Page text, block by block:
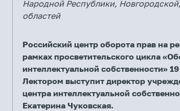
Народной Республики,
областей
Российский центр оборота прав на
рамках просветительского цикла
интеллектуальной собственности»
Лектором выступит директор
центра интеллектуальной
Екатерина Чуковская.